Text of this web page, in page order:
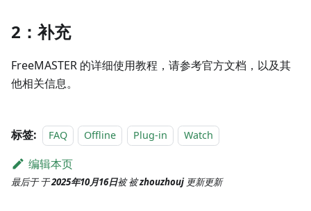
2：补充
FreeMASTER 的详细使用教程，请参考官方文档，以及其
他相关信息。
标签: FAQ Offline Plug-in Watch
编辑本页
最后于于2025年10月16日被被zhouzhouj更新更新